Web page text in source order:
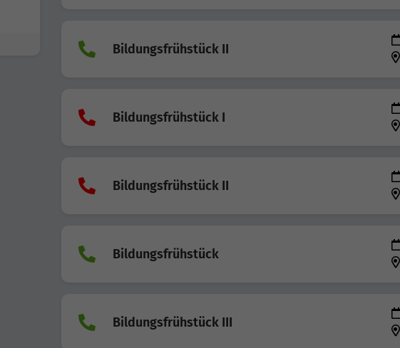
Bildungsfrühstück II
Bildungsfrühstück I
Bildungsfrühstück II
Bildungsfrühstück
Bildungsfrühstück III